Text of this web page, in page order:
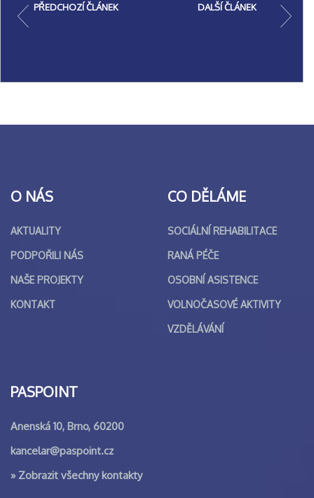
PŘEDCHOZÍ ČLÁNEK DALŠÍ ČLÁNEK
O NÁS
AKTUALITY
PODPOŘILI NÁS
NAŠE PROJEKTY
KONTAKT
CO DĚLÁME
SOCIÁLNÍ REHABILITACE
RANÁ PÉČE
OSOBNÍ ASISTENCE
VOLNOČASOVÉ AKTIVITY
VZDĚLÁVÁNÍ
PASPOINT
Anenská 10, Brno, 60200
kancelar@paspoint.cz
» Zobrazit všechny kontakty